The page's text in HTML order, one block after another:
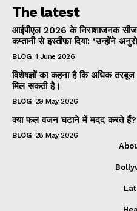
The latest
आईपीएल 2026 के निराशाजनक
कप्तानी से इस्तीफा दिया: ‘उन्होंने
BLOG 1 June 2026
विशेषज्ञों का कहना है कि अधिक
मिल सकती है।
BLOG 29 May 2026
क्या फल वजन घटाने में मदद करते हैं?
BLOG 28 May 2026